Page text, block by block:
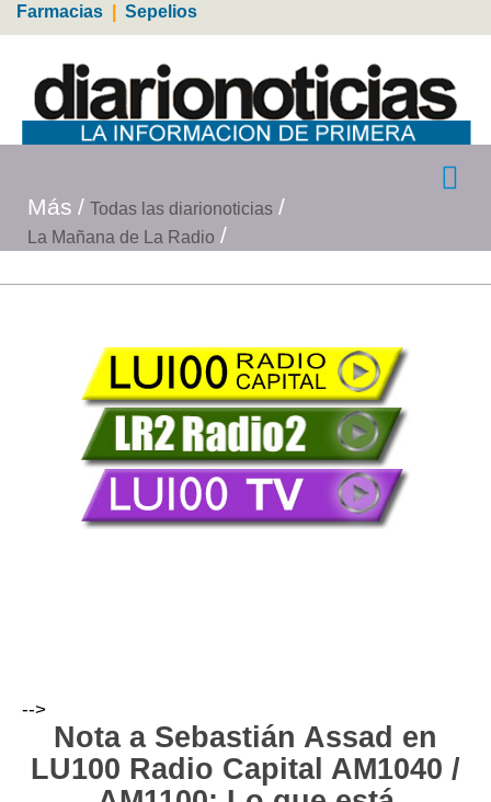
Farmacias Sepelios
Más
Todas las diarionoticias
La Mañana de La Radio
-->
Nota a Sebastián Assad en
LU100 Radio Capital AM1040 /